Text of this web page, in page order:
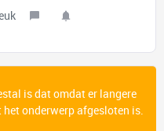
is dat omdat er langere
onderwerp afgesloten is.